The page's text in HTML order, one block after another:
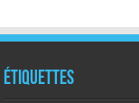
Étiquettes